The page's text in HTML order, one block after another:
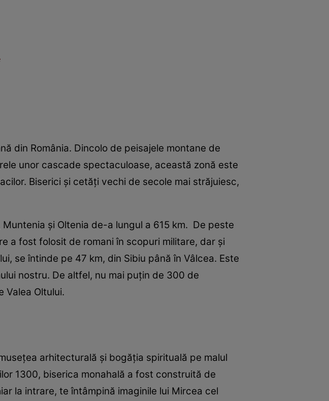
din România. Dincolo de peisajele montane de
unor cascade spectaculoase, această zonă este
Biserici şi cetăţi vechi de secole mai străjuiesc,
şi Oltenia de-a lungul a 615 km. De peste
a fost folosit de romani în scopuri militare, dar şi
se întinde pe 47 km, din Sibiu până în Vâlcea. Este
nostru. De altfel, nu mai puţin de 300 de
Valea Oltului.
arhitecturală şi bogăţia spirituală pe malul
1300, biserica monahală a fost construită de
la intrare, te întâmpină imaginile lui Mircea cel